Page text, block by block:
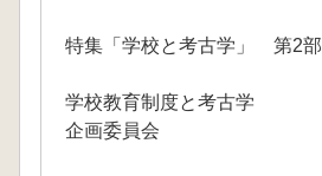
特集「学校と考古学」 第2部
学校教育制度と考古学
企画委員会